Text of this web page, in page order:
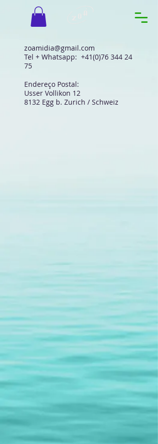
zoamidia@gmail.com
Tel + Whatsapp: +41(0)76 344 24
75
Endereço Postal:
Usser Vollikon 12
8132 Egg b. Zurich / Schweiz